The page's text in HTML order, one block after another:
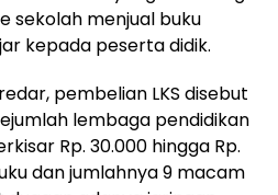
sekolah menjual buku
kepada peserta didik.
pembelian LKS disebut
lembaga pendidikan
Rp. 30.000 hingga Rp.
dan jumlahnya 9 macam